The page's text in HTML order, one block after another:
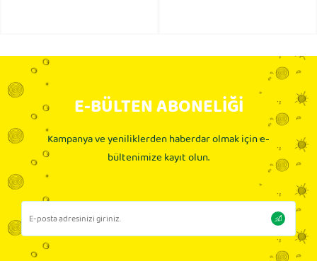
E-BÜLTEN ABONELİĞİ
Kampanya ve yeniliklerden haberdar olmak için e-
bültenimize kayıt olun.